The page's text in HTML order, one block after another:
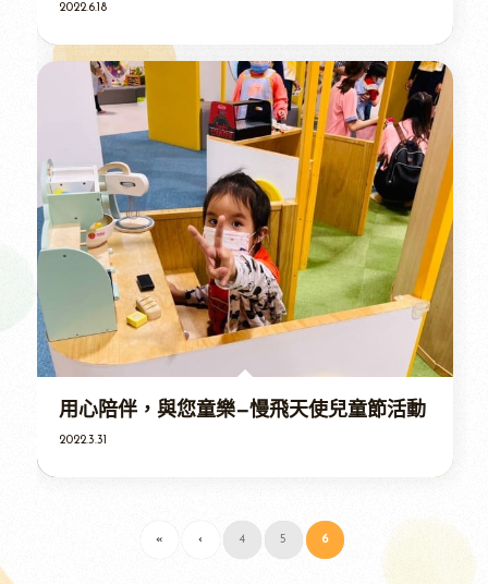
2022.6.18
用心陪伴，與您童樂—慢飛天使兒童節活動
2022.3.31
« ‹ 4 5 6